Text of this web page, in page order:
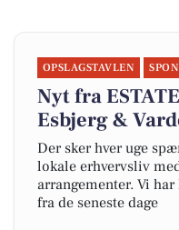
OPSLAGSTAVLEN
Nyt fra
Esbjerg &
Der sker hver uge
lokale erhvervsliv
arrangementer. Vi
fra de seneste dage